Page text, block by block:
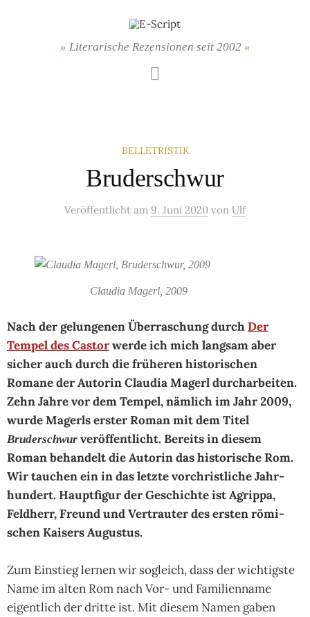
Literarische Rezensionen seit 2002
BELLETRISTIK
Bruderschwur
Veröffentlicht am 9. Juni 2020 von Ulf
Claudia Magerl, 2009
Nach der gelun­ge­nen Über­ra­schung durchDer
Tempel des Castorwerde ich mich lang­sam aber
sicher auch durch die frü­he­ren his­tori­schen
Romane der Auto­rin Clau­dia Magerl durch­ar­bei­ten.
Zehn Jahre vor dem Tem­pel, näm­lich im Jahr 2009,
wurde Magerls ers­ter Roman mit dem Titel
Bruderschwur ver­öffent­licht. Bereits in die­sem
Roman behan­delt die Auto­rin das his­tori­sche Rom.
Wir tau­chen ein in das letzte vor­christ­li­che Jahr­
hun­dert. Haupt­fi­gur der Ge­schich­te ist Agrip­pa,
Feld­herr, Freund und Ver­trau­ter des ers­ten römi­
schen Kai­sers Augus­tus.
Zum Einstieg ler­nen wir sogleich, dass der wich­tig­ste
Name im alten Rom nach Vor- und Fami­lien­name
eigent­lich der dritte ist. Mit die­sem Namen gaben